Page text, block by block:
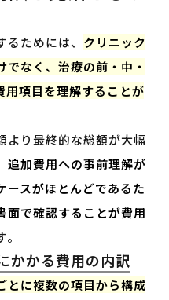
ためには、 クリニック
なく、治療の前・中・
用項目を理解することが
より最終的な総額が大幅
追加費用への事前理解が
ースがほとんどであるた
面で確認することが費用
かかる費用の内訳
とに複数の項目から構成